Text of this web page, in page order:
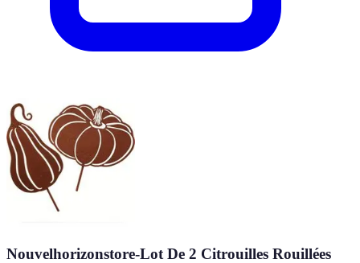
Nouvelhorizonstore-Lot De 2 Citrouilles Rouillées